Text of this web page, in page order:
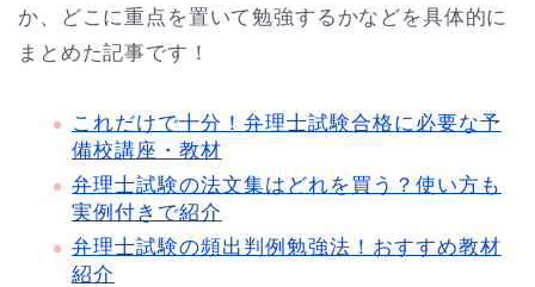
か、どこに重点を置いて勉強するかなどを具体的に
まとめた記事です！
これだけで十分！弁理士試験合格に必要な予
備校講座・教材
弁理士試験の法文集はどれを買う？使い方も
実例付きで紹介
弁理士試験の頻出判例勉強法！おすすめ教材
紹介